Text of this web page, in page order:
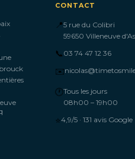
CONTACT
📍5 rue du Colibri
59650 Villeneuve
📞 03 74 47 12 36
✉️
🕐Tous les jours
08h00 – 19h00
⭐4,9/5 · 131 avis Google